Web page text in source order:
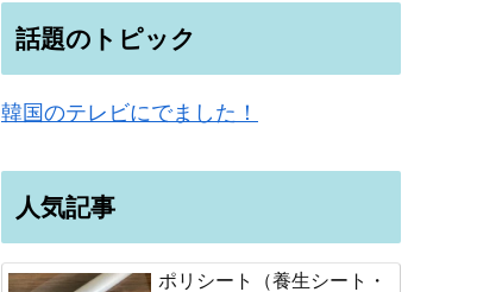
話題のトピック
韓国のテレビにでました！
人気記事
ポリシート（養生シート・